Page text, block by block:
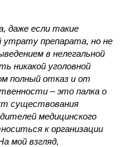
даже если такие
утрату препарата, но не
в нелегальной
никакой уголовной
полный отказ и от
– это палка о
существования
медицинского
к организации
мой взгляд,